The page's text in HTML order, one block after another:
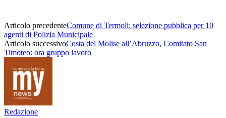
Articolo precedenteComune di Termoli: selezione pubblica per 10
agenti di Polizia Municipale
Articolo successivoCosta del Molise all’Abruzzo, Comitato San
Timoteo: ora gruppo lavoro
Redazione